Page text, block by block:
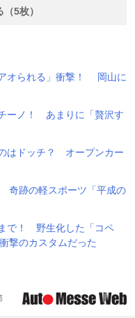
5枚）
オられる」衝撃！ 岡山に
ーノ！ あまりに「贅沢す
はドッチ？ オープンカー
奇跡の軽スポーツ「平成の
で！ 野生化した「コペ
撃のカスタムだった